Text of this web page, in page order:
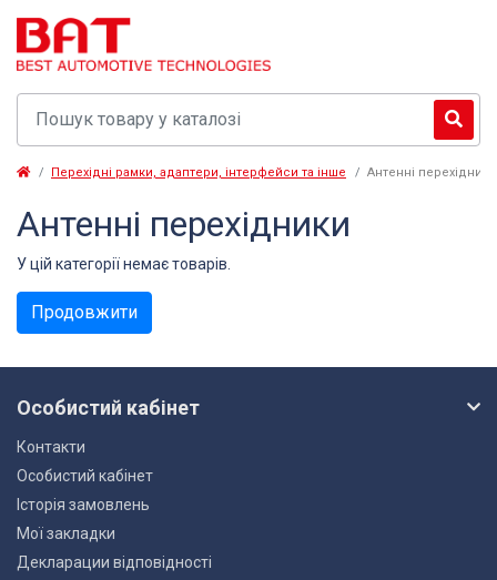
Перехідні рамки, адаптери, інтерфейси та інше Антенні перехідники
Антенні перехідники
У цій категорії немає товарів.
Продовжити
Особистий кабінет
Контакти
Особистий кабінет
Історія замовлень
Мої закладки
Декларации відповідності